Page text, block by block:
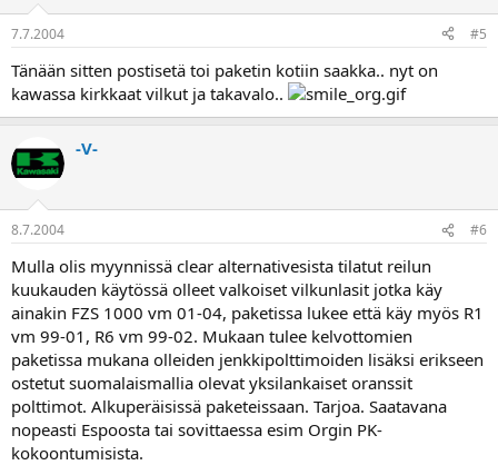
7.7.2004 #5
Tänään sitten postisetä toi paketin kotiin saakka.. nyt on
kawassa kirkkaat vilkut ja takavalo..
-V-
8.7.2004 #6
Mulla olis myynnissä clear alternativesista tilatut reilun
kuukauden käytössä olleet valkoiset vilkunlasit jotka käy
ainakin FZS 1000 vm 01-04, paketissa lukee että käy myös R1
vm 99-01, R6 vm 99-02. Mukaan tulee kelvottomien
paketissa mukana olleiden jenkkipolttimoiden lisäksi erikseen
ostetut suomalaismallia olevat yksilankaiset oranssit
polttimot. Alkuperäisissä paketeissaan. Tarjoa. Saatavana
nopeasti Espoosta tai sovittaessa esim Orgin PK-
kokoontumisista.